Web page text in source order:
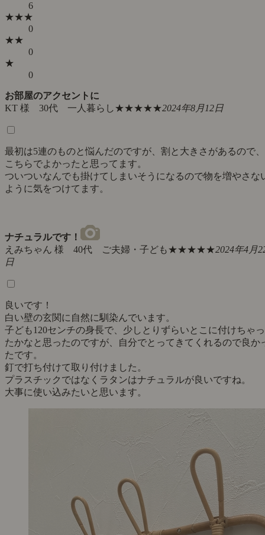
6
★★★
0
★★
0
★
0
お部屋のアクセントに
KT 様 30代 一人暮らし★★★★★2024年8月12日
最初は5連のものと悩んだのですが、割と大きさがあるので、
こちらでよかったと思ってます。
ついついなんでも掛けてしまいそうになるので物を増やさな
ように気をつけてます。
ナチュラルです！
えみちゃん 様 40代 ご夫婦・子ども★★★★★2024年4月
日
良いです！
白い壁の玄関に自然に馴染んでいます。
子ども120センチの身長で、少しとりずらいとこに付けちゃっ
たかなと思ったのですが、自分でとってきてくれるので良か
たです。
釘で打ち付けて取り付けました。
プラスチックではなくラタンはナチュラルが良いですね。
大事に使い込みたいと思います。